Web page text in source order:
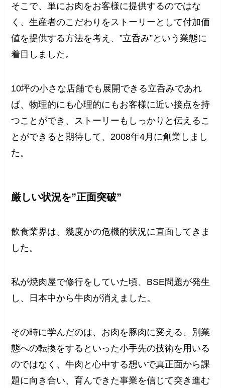
そこで、単にお肉をお客様に提供するのではな
く、生産者のこだわりをストーリーとして付加価
値を提供する方法を考え、”立呑み”という業態に
着目しました。
10坪の小さな店舗でも展開できる立呑みであれ
ば、物理的にも心理的にもお客様に近い接点を持
つことができ、ストーリーもしっかりと伝えるこ
とができると期待して、2008年4月に創業しまし
た。
厳しい状況を”正面突破”
飲食業界は、幾度かの危機的状況に直面してきま
した。
私が焼肉屋で修行をしていた頃、BSE問題が発生
し、日本中から牛肉が消えました。
その時に学んだのは、お肉を豚肉に変える、別業
態への転換をするといった小手先の技術を用いる
のではなく、牛肉と心中する想いで真正面から課
題に向き合い、育んできた事業を信じて突き進む